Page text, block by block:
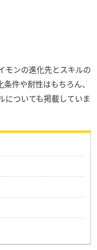
モンの進化先とスキルの
件や耐性はもちろん、
についても掲載していま